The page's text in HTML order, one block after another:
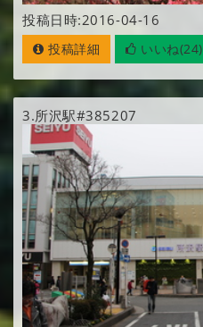
投稿日時:2016-04-16
投稿詳細 いいね(24)
3.所沢駅#385207